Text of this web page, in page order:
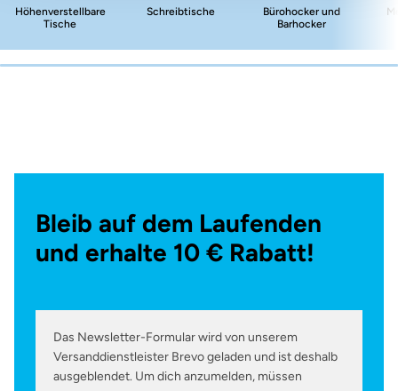
Höhenverstellbare
Tische
Schreibtische
Bürohocker und
Barhocker
Bleib auf dem Laufenden
und erhalte 10 € Rabatt!
Das Newsletter-Formular wird von unserem
Versanddienstleister Brevo geladen und ist deshalb
ausgeblendet. Um dich anzumelden, müssen